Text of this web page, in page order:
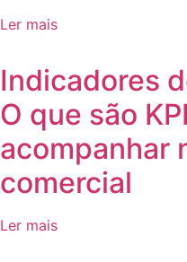
Ler mais
Indicadores
O que são
acompanhar
comercial
Ler mais